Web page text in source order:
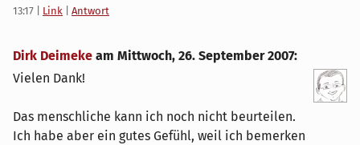
13:17 Link Antwort
Dirk Deimeke am Mittwoch, 26. September 2007:
Vielen Dank!
Das menschliche kann ich noch nicht beurteilen.
Ich habe aber ein gutes Gefühl, weil ich bemerken